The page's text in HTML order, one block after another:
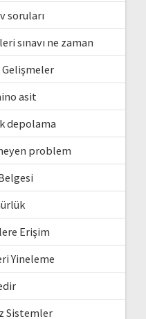
soruları
sınavı ne zaman
Gelişmeler
asit
depolama
problem
Erişim
Yineleme
Sistemler